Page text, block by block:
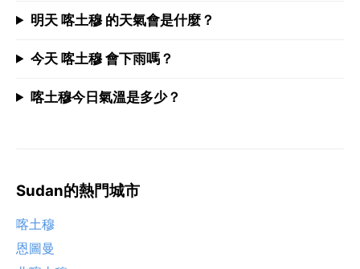
明天 喀土穆 的天氣會是什麼？
今天 喀土穆 會下雨嗎？
喀土穆今日氣溫是多少？
Sudan的熱門城市
喀土穆
恩圖曼